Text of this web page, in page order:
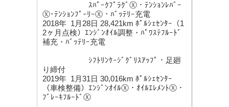
ｽﾊﾟｰｸﾌﾟﾗｸﾞⓍ・ﾃﾝｼｮﾝﾚﾊﾞｰ
Ⓧ･ﾃﾝｼｮﾝﾌﾟｰﾘｰⓍ・ﾊﾞｯﾃﾘｰ充電
2018年 1月28日 28,421km ﾎﾟﾙｼｪｾﾝﾀｰ（1
2ヶ月点検）ｴﾝｼﾞﾝｵｲﾙ調整・ﾊﾟﾜｽﾃﾌﾙｰﾄﾞ
補充・ﾊﾞｯﾃﾘｰ充電
ｼﾌﾄﾘﾝｹｰｼﾞｸﾞﾘｽｱｯﾌﾟ・足廻
り締付
2019年 1月31日 30,016km ﾎﾟﾙｼｪｾﾝﾀｰ
（車検整備）ｴﾝｼﾞﾝｵｲﾙⓍ・ｵｲﾙｴﾚﾒﾝﾄⓍ・
ﾌﾞﾚｰｷﾌﾙｰﾄﾞⓍ